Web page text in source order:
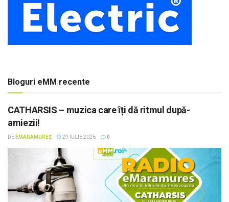
Bloguri eMM recente
CATHARSIS – muzica care îți dă ritmul după-
amiezii!
DE EMARAMUREȘ 29 IULIE 2026 0